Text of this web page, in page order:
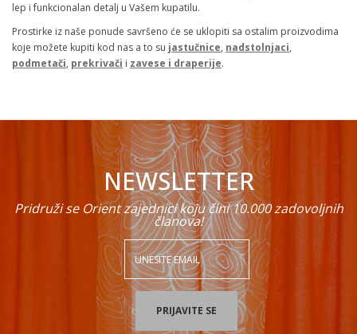
lep i funkcionalan detalj u Vašem kupatilu.
Prostirke iz naše ponude savršeno će se uklopiti sa ostalim proizvodima
koje možete kupiti kod nas a to su jastučnice, nadstolnjaci,
podmetači, prekrivači i zavese i draperije.
NEWSLETTER
Pridruži se Orient zajednici koju čini 10.000 zadovoljnih
članova!
PRIJAVITE SE